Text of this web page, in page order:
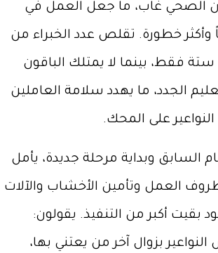
الصحي غاب، ما جعل العمل في
وأكثر خطورة. تقلص عدد الخبراء من
فقط، بينما لا يمتلك الباقون
الجدد، ما يهدد سلامة العاملين
على المحك.
وبداية مرحلة جديدة، يأمل
العمل وتأمين الأخشاب والآلات
بقيت أكبر من التنفيذ. يقولون:
بزوال آخر من يعتني بها،